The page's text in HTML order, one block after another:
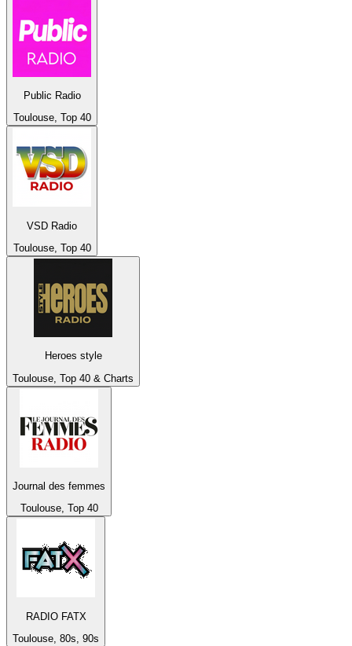
Public Radio
Toulouse, Top 40
VSD Radio
Toulouse, Top 40
Heroes style
Toulouse, Top 40 & Charts
Journal des femmes
Toulouse, Top 40
RADIO FATX
Toulouse, 80s, 90s